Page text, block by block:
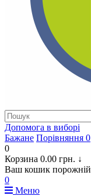
Допомога в виборi
Бажане Порівняння 0
0
Корзина 0.00 грн. ↓
Ваш кошик порожній
0
Меню